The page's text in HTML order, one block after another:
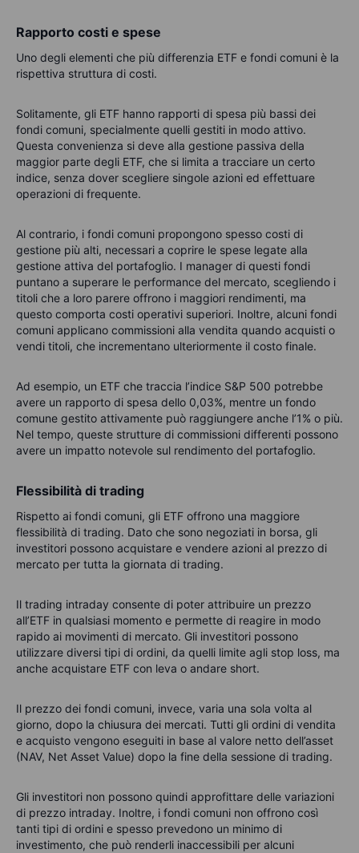
Rapporto costi e spese
Uno degli elementi che più differenzia ETF e fondi comuni è la
rispettiva struttura di costi.
Solitamente, gli ETF hanno rapporti di spesa più bassi dei
fondi comuni, specialmente quelli gestiti in modo attivo.
Questa convenienza si deve alla gestione passiva della
maggior parte degli ETF, che si limita a tracciare un certo
indice, senza dover scegliere singole azioni ed effettuare
operazioni di frequente.
Al contrario, i fondi comuni propongono spesso costi di
gestione più alti, necessari a coprire le spese legate alla
gestione attiva del portafoglio. I manager di questi fondi
puntano a superare le performance del mercato, scegliendo i
titoli che a loro parere offrono i maggiori rendimenti, ma
questo comporta costi operativi superiori. Inoltre, alcuni fondi
comuni applicano commissioni alla vendita quando acquisti o
vendi titoli, che incrementano ulteriormente il costo finale.
Ad esempio, un ETF che traccia l’indice S&P 500 potrebbe
avere un rapporto di spesa dello 0,03%, mentre un fondo
comune gestito attivamente può raggiungere anche l’1% o più.
Nel tempo, queste strutture di commissioni differenti possono
avere un impatto notevole sul rendimento del portafoglio.
Flessibilità di trading
Rispetto ai fondi comuni, gli ETF offrono una maggiore
flessibilità di trading. Dato che sono negoziati in borsa, gli
investitori possono acquistare e vendere azioni al prezzo di
mercato per tutta la giornata di trading.
Il trading intraday consente di poter attribuire un prezzo
all’ETF in qualsiasi momento e permette di reagire in modo
rapido ai movimenti di mercato. Gli investitori possono
utilizzare diversi tipi di ordini, da quelli limite agli stop loss, ma
anche acquistare ETF con leva o andare short.
Il prezzo dei fondi comuni, invece, varia una sola volta al
giorno, dopo la chiusura dei mercati. Tutti gli ordini di vendita
e acquisto vengono eseguiti in base al valore netto dell’asset
(NAV, Net Asset Value) dopo la fine della sessione di trading.
Gli investitori non possono quindi approfittare delle variazioni
di prezzo intraday. Inoltre, i fondi comuni non offrono così
tanti tipi di ordini e spesso prevedono un minimo di
investimento, che può renderli inaccessibili per alcuni